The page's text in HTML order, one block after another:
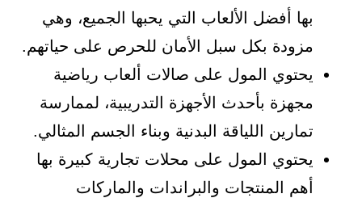
بها أفضل الألعاب التي يحبها الجميع، وهي
مزودة بكل سبل الأمان للحرص على حياتهم.
يحتوي المول على صالات ألعاب رياضية
مجهزة بأحدث الأجهزة التدريبية، لممارسة
تمارين اللياقة البدنية وبناء الجسم المثالي.
يحتوي المول على محلات تجارية كبيرة بها
أهم المنتجات والبراندات والماركات